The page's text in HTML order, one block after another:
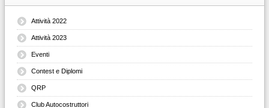
Attività 2022
Attività 2023
Eventi
Contest e Diplomi
QRP
Club Autocostruttori